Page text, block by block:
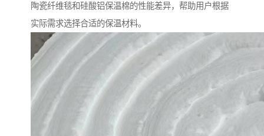
陶瓷纤维毯和硅酸铝保温棉的性能差异，帮助用户根据
实际需求选择合适的保温材料。